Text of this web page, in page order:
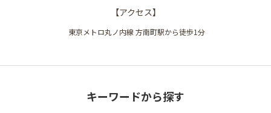
【アクセス】
東京メトロ丸ノ内線 方南町駅から徒歩1分
キーワードから探す